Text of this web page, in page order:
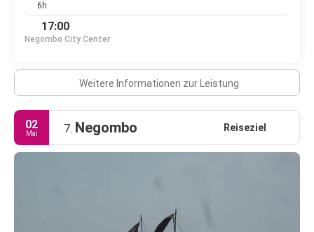
6h
17:00
Negombo City Center
Weitere Informationen zur Leistung
02
Mai 7. Negombo Reiseziel